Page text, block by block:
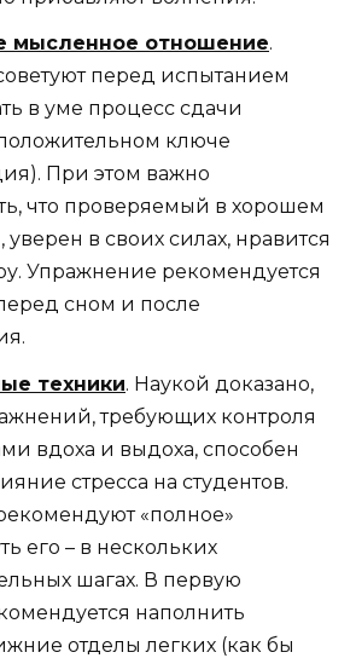
мысленное отношение.
перед испытанием
в уме процесс сдачи
ключе
При этом важно
что проверяемый в хорошем
уверен в своих силах, нравится
Упражнение рекомендуется
сном и после
техники. Наукой доказано,
требующих контроля
вдоха и выдоха, способен
стресса на студентов.
«полное»
его – в нескольких
шагах. В первую
наполнить
отделы легких (как бы